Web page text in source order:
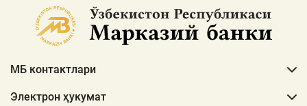
МБ контактлари
Электрон ҳукумат